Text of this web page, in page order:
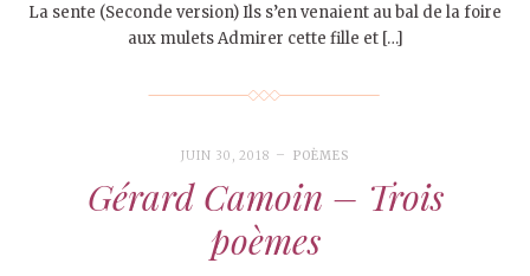
La sente (Seconde version) Ils s’en venaient au bal de la foire
aux mulets Admirer cette fille et […]
JUIN 30, 2018 POÈMES
Gérard Camoin – Trois
poèmes